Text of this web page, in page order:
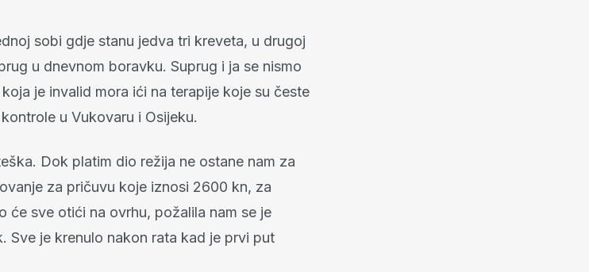
sobi gdje stanu jedva tri kreveta, u drugoj
u dnevnom boravku. Suprug i ja se nismo
je invalid mora ići na terapije koje su česte
u Vukovaru i Osijeku.
Dok platim dio režija ne ostane nam za
za pričuvu koje iznosi 2600 kn, za
će sve otići na ovrhu, požalila nam se je
Sve je krenulo nakon rata kad je prvi put